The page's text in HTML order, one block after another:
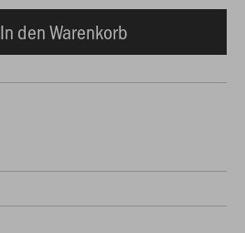
In den Warenkorb